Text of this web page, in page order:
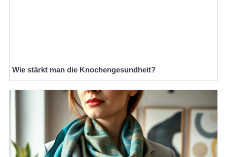
Wie stärkt man die Knochengesundheit?